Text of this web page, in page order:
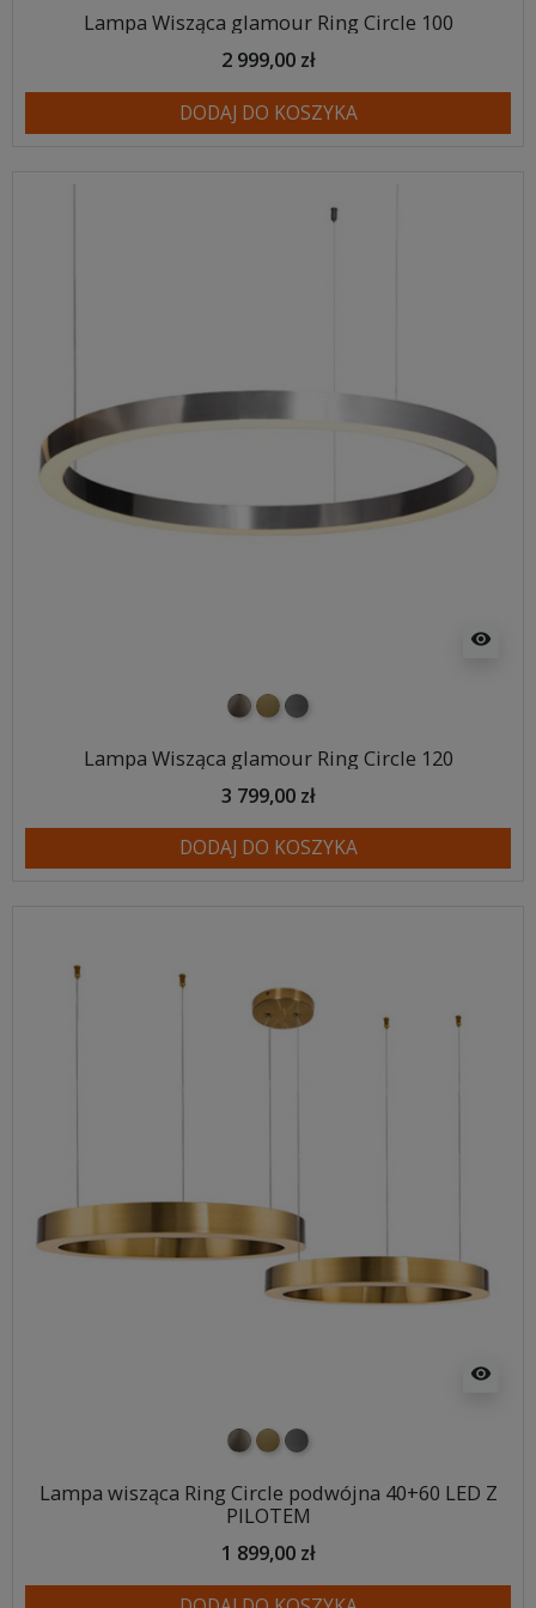
Lampa Wisząca glamour Ring Circle 100
2 999,00 zł
DODAJ DO KOSZYKA
visibility
nikiel szczotkowany
mosiądz szczotkowany
tytan szczotkowany
Lampa Wisząca glamour Ring Circle 120
3 799,00 zł
DODAJ DO KOSZYKA
visibility
nikiel szczotkowany
mosiądz szczotkowany
tytan szczotkowany
Lampa wisząca Ring Circle podwójna 40+60 LED Z
PILOTEM
1 899,00 zł